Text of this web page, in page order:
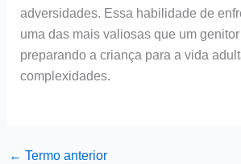
adversidades. Essa habilidade de
uma das mais valiosas que um
preparando a criança para a vida
complexidades.
← Termo anterior